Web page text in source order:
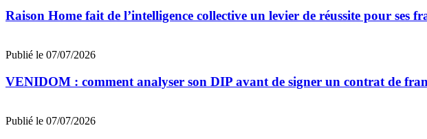
Raison Home fait de l’intelligence collective un levier de réussite pour ses
Publié le 07/07/2026
VENIDOM : comment analyser son DIP avant de signer un contrat de
Publié le 07/07/2026